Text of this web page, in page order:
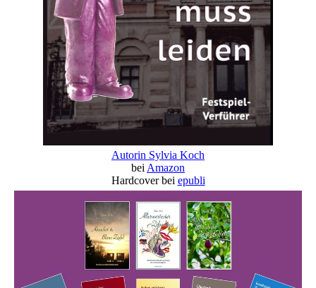
Autorin Sylvia Koch
bei Amazon
Hardcover bei epubli